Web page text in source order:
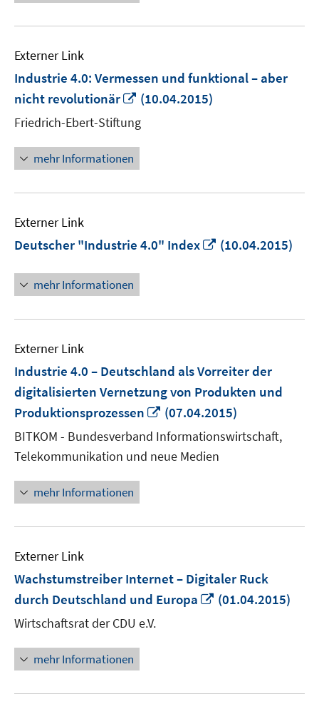
Externer Link
Industrie 4.0: Vermessen und funktional – aber
nicht revolutionär
In
Fenster
öffnen
(10.04.2015)
Friedrich-Ebert-Stiftung
mehr Informationen
Externer Link
Deutscher "Industrie 4.0" Index
In
(10.04.2015)
mehr Informationen
Externer Link
Industrie 4.0 – Deutschland als Vorreiter der
digitalisierten Vernetzung von Produkten und
Produktionsprozessen
In
neuem
Fenster
öffnen
(07.04.2015)
BITKOM - Bundesverband Informationswirtschaft,
Telekommunikation und neue Medien
mehr Informationen
Externer Link
Wachstumstreiber Internet – Digitaler Ruck
durch Deutschland und Europa
In
(01.04.2015)
Wirtschaftsrat der CDU e.V.
mehr Informationen